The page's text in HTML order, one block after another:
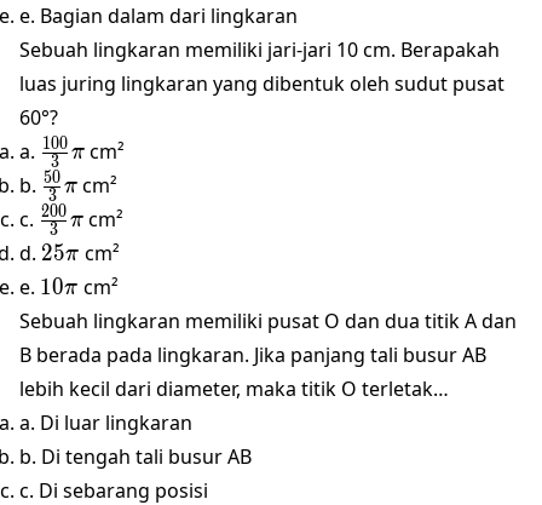
e. Bagian dalam dari lingkaran
Sebuah lingkaran memiliki jari-jari 10 cm. Berapakah
luas juring lingkaran yang dibentuk oleh sudut pusat
60°?
a. \frac{100}
{3} \pi
3
100π cm²
b. \frac{50}
{3} \pi
3
50π cm²
c. \frac{200}
{3} \pi
3
200π cm²
d. 25\pi
25π cm²
e. 10\pi
10π cm²
Sebuah lingkaran memiliki pusat O dan dua titik A dan
B berada pada lingkaran. Jika panjang tali busur AB
lebih kecil dari diameter, maka titik O terletak…
a. Di luar lingkaran
b. Di tengah tali busur AB
c. Di sebarang posisi